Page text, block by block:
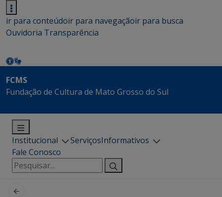
ir para conteúdoir para navegaçãoir para busca
Ouvidoria Transparência
FCMS
Fundação de Cultura de Mato Grosso do Sul
Institucional ServiçosInformativos
Fale Conosco
Pesquisar
por: